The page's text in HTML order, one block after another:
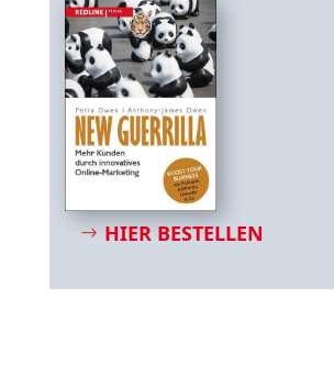
HIER BESTELLEN